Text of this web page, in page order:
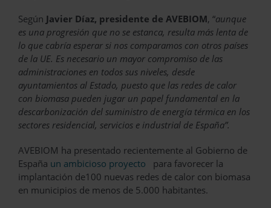
Según Javier Díaz, presidente de AVEBIOM, “aunque
es una progresión que no se estanca, resulta más lenta de
lo que cabría esperar si nos comparamos con otros países
de la UE. Es necesario un mayor compromiso de las
administraciones en todos sus niveles, desde
ayuntamientos al Estado, puesto que las redes de calor
con biomasa pueden jugar un papel fundamental en la
descarbonización del suministro de energía térmica en los
sectores residencial, servicios e industrial de España”.
AVEBIOM ha presentado recientemente al Gobierno de
España un ambicioso proyecto
para favorecer la
implantación de100 nuevas redes de calor con biomasa
en municipios de menos de 5.000 habitantes.